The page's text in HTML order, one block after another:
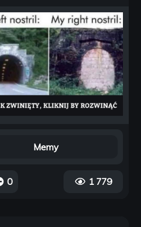
Memy
0 1 779